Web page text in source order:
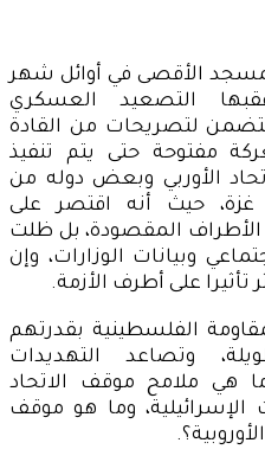
الأقصى في أوائل شهر
التصعيد العسكري
لتصريحات من القادة
مفتوحة حتى يتم تنفيذ
الأوربي وبعض دوله من
غزة، حيث أنه اقتصر على
الأطراف المقصودة، بل ظلت
وبيانات الوزارات، وإن
على أطرف الأزمة.
الفلسطينية بقدرتهم
وتصاعد التهديدات
ما هي ملامح موقف الاتحاد
الإسرائيلية، وما هو موقف